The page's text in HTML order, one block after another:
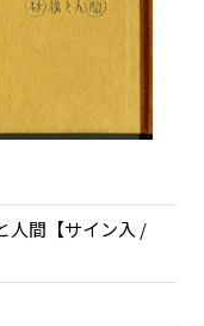
人間【サイン入 /